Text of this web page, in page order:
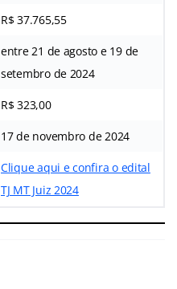
R$ 37.765,55
entre 21 de agosto e 19 de
setembro de 2024
R$ 323,00
17 de novembro de 2024
Clique aqui e confira o edital
TJ MT Juiz 2024